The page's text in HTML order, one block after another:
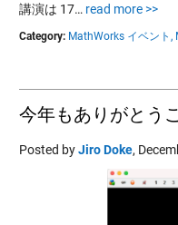
講演は 17… read more >>
Category: MathWorks イベント,
今年もありがとう
Posted byJiro Doke,